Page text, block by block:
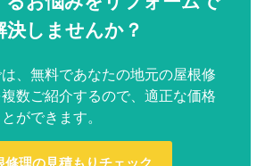
決しませんか？
、無料であなたの地元の屋根修
数ご紹介するので、適正な価格
ができます。
修理の見積もりチェック